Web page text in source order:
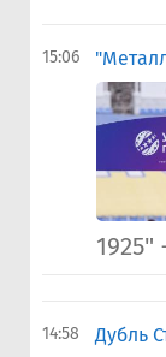
15:06
1925"
14:58 Дубль